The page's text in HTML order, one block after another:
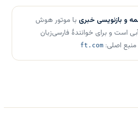
و بازنویسی خبری با موتور هوش
است و برای خوانندهٔ فارسی‌زبان
اصلی: ft.com